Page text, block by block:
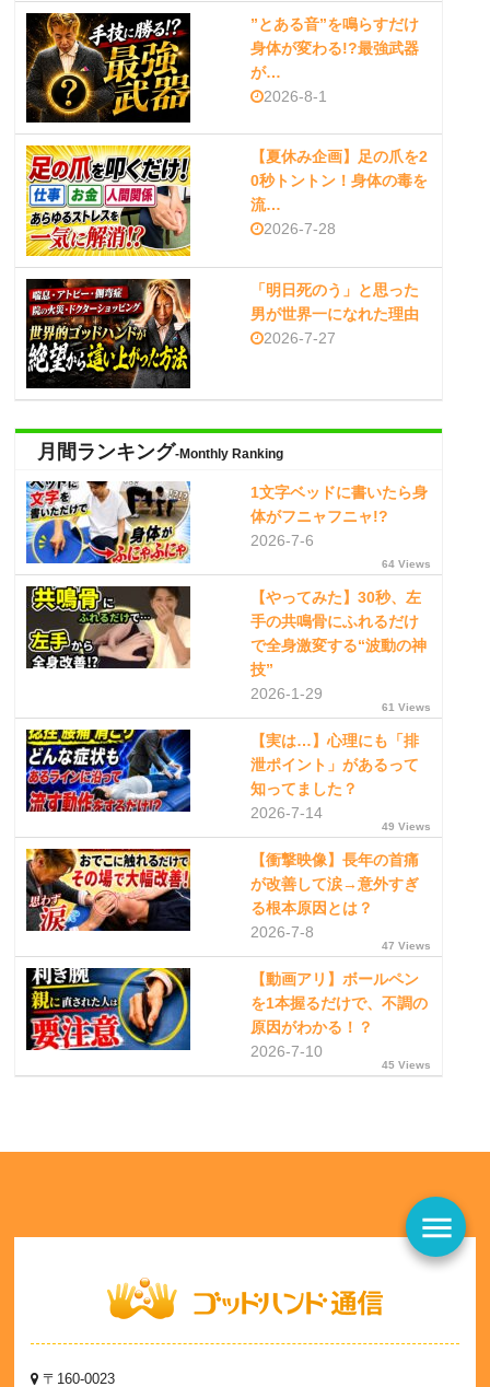
”とある音”を鳴らすだけ
身体が変わる!?最強武器
が…
2026-8-1
【夏休み企画】足の爪を2
0秒トントン！身体の毒を
流…
2026-7-28
「明日死のう」と思った
男が世界一になれた理由
2026-7-27
月間ランキング-Monthly Ranking
1文字ベッドに書いたら身
体がフニャフニャ!?
2026-7-6
64 Views
【やってみた】30秒、左
手の共鳴骨にふれるだけ
で全身激変する“波動の神
技”
2026-1-29
61 Views
【実は…】心理にも「排
泄ポイント」があるって
知ってました？
2026-7-14
49 Views
【衝撃映像】長年の首痛
が改善して涙→意外すぎ
る根本原因とは？
2026-7-8
47 Views
【動画アリ】ボールペン
を1本握るだけで、不調の
原因がわかる！？
2026-7-10
45 Views
menu
〒160-0023